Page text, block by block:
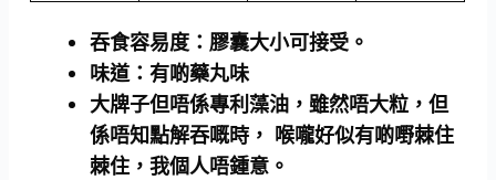
吞食容易度 ：膠囊大小可接受。
味道 ：有啲藥丸味
大牌子但唔係專利藻油，雖然唔大粒，但
係唔知點解吞嘅時， 喉嚨好似有啲嘢棘住
棘住，我個人唔鍾意。